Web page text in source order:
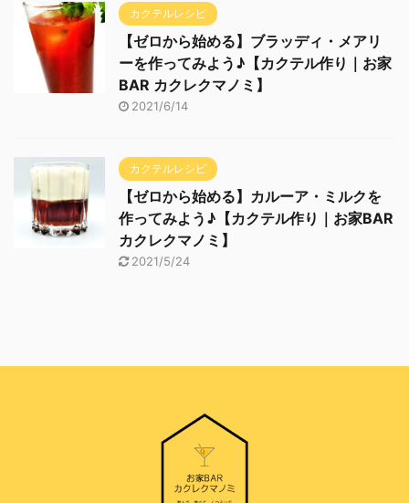
カクテルレシピ
【ゼロから始める】ブラッディ・メアリ
ーを作ってみよう♪【カクテル作り｜お家
BAR カクレクマノミ】
2021/6/14
カクテルレシピ
【ゼロから始める】カルーア・ミルクを
作ってみよう♪【カクテル作り｜お家BAR
カクレクマノミ】
2021/5/24